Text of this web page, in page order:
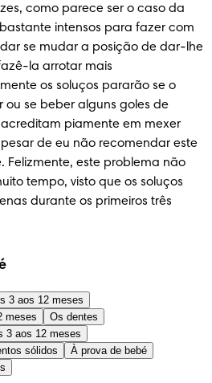
como parece ser o caso da
intensos para fazer com
se mudar a posição de dar-lhe
la arrotar mais
os soluços pararão se o
se beber alguns goles de
piamente em mexer
de eu não recomendar este
Felizmente, este problema não
tempo, visto que os soluços
durante os primeiros três
3 aos 12 meses
meses
Os dentes
3 aos 12 meses
sólidos
À prova de bebé